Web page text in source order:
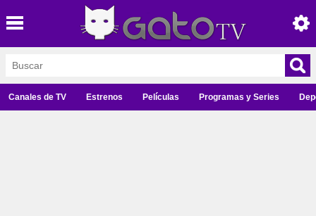
Canales de TV Estrenos Películas Programas y Series